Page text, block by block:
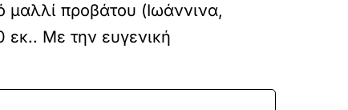
μαλλί προβάτου (Ιωάννινα,
Με την ευγενική